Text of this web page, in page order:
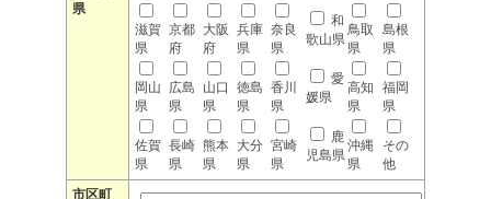
県
滋賀
県
京都
府
大阪
府
兵庫
県
奈良
県
和
歌山県
鳥取
県
島根
県
岡山
県
広島
県
山口
県
徳島
県
香川
県
愛
媛県
高知
県
福岡
県
佐賀
県
長崎
県
熊本
県
大分
県
宮崎
県
鹿
児島県
沖縄
県
その
他
市区町